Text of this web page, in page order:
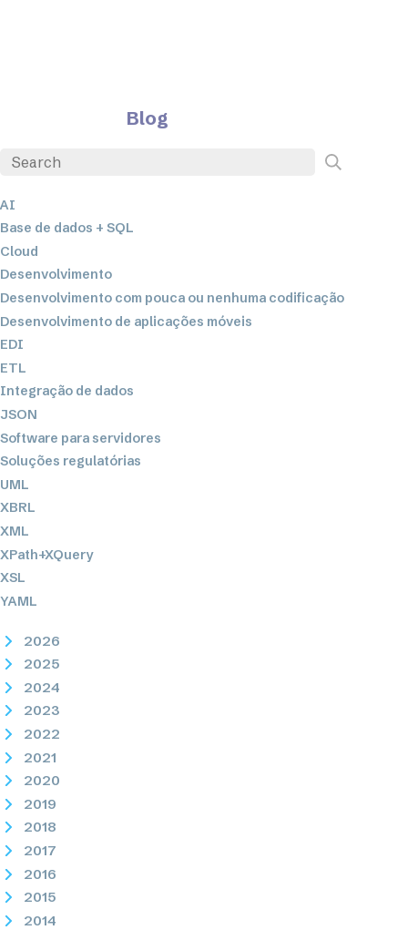
Blog
AI
Base de dados + SQL
Cloud
Desenvolvimento
Desenvolvimento com pouca ou nenhuma codificação
Desenvolvimento de aplicações móveis
EDI
ETL
Integração de dados
JSON
Software para servidores
Soluções regulatórias
UML
XBRL
XML
XPath+XQuery
XSL
YAML
2026
2025
2024
2023
2022
2021
2020
2019
2018
2017
2016
2015
2014